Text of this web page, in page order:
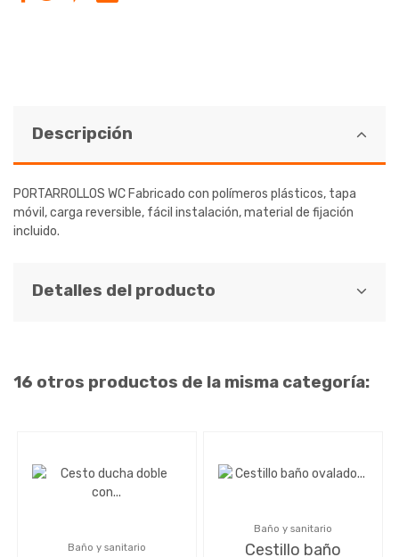
Descripción
PORTARROLLOS WC Fabricado con polímeros plásticos, tapa
móvil, carga reversible, fácil instalación, material de fijación
incluido.
Detalles del producto
16 otros productos de la misma categoría:
Baño y sanitario
Baño y sanitario
Cestillo baño